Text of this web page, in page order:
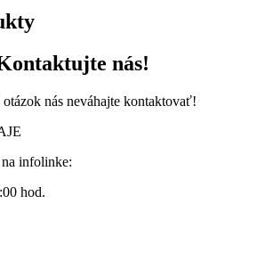
nás!
nás neváhajte kontaktovať!
infolinke:
hod.